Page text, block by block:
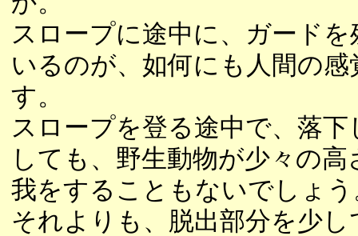
スロープに途中に、ガードを
いるのが、如何にも人間の感
す。
スロープを登る途中で、落下
しても、野生動物が少々の高
我をすることもないでしょ
それよりも、脱出部分を少し